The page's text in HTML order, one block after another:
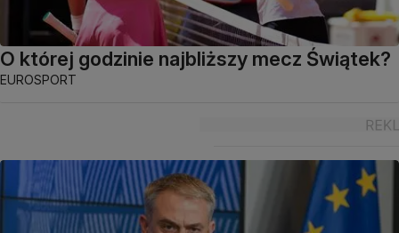
O której godzinie najbliższy mecz Świątek?
EUROSPORT